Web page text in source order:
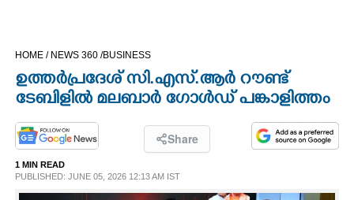
CINEMA
OPINION
PHOTOS
LIFESTYLE
HOME / NEWS 360 /BUSINESS
ഉത്തർപ്രദേശ് സി.എസ്.ആർ റൗണ്ട്
ടേബിളിൽ മലബാർ ഗോൾഡ് പങ്കാളിത്തം
Share
1 MIN READ
PUBLISHED: JUNE 05, 2026 12:13 AM IST